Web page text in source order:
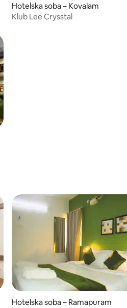
Hotelska soba – Kovalam
Klub Lee Crysstal
Hotelska soba – Ramapuram